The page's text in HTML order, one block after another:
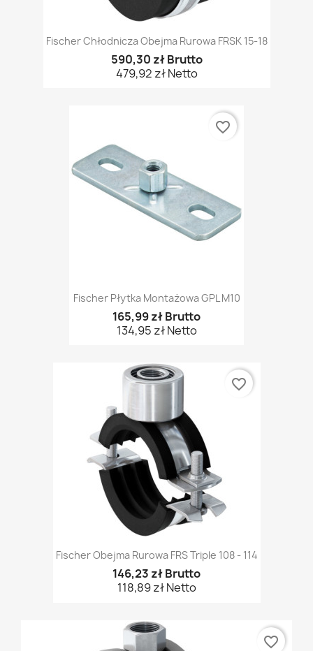
Fischer Chłodnicza Obejma Rurowa FRSK 15-18
590,30 zł Brutto
479,92 zł Netto
Fischer Płytka Montażowa GPL M10
165,99 zł Brutto
134,95 zł Netto
favorite_border
Fischer Obejma Rurowa FRS Triple 108 - 114
146,23 zł Brutto
118,89 zł Netto
favorite_border
favorite_border